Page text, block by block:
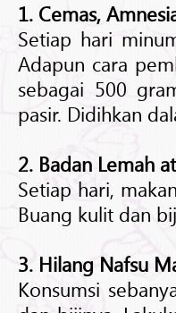
1. Cemas,
Setiap hari
Adapun cara
sebagai 500
pasir. Didihkan
2. Badan Lemah
Setiap hari,
Buang kulit dan
3. Hilang Nafsu
Konsumsi